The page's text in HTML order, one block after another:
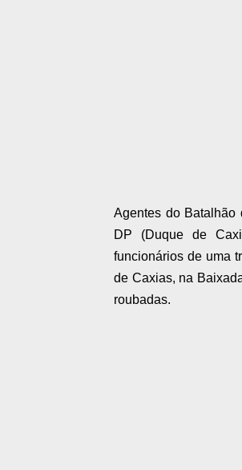
Agentes do Batalhão
DP (Duque de
funcionários de uma
de Caxias, na
roubadas.